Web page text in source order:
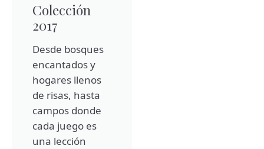
Colección
2017
Desde bosques
encantados y
hogares llenos
de risas, hasta
campos donde
cada juego es
una lección